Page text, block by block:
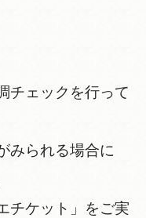
チェックを行って
みられる場合に
チケット」をご実